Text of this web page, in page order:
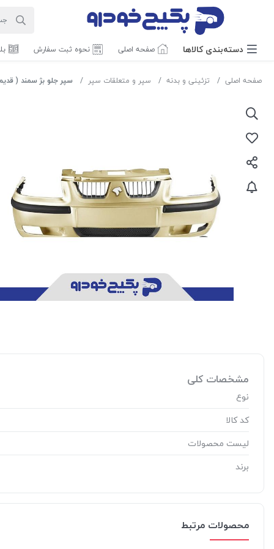
دسته‌بندی‌ کالاها صفحه اصلی نحوه ثبت سفارش
صفحه اصلی تزئینی و بدنه سپر و متعلقات سپر سپر جلو بژ سمند ( قدیم ) ال
مشخصات کلی
نوع
کد کالا
لیست محصولات
برند
محصولات مرتبط